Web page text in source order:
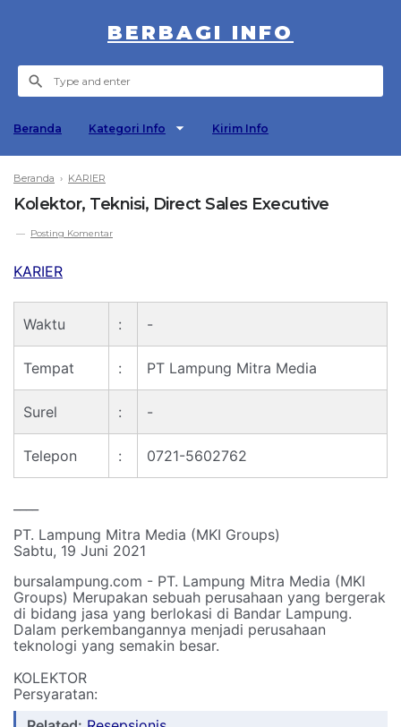
BERBAGI INFO
Beranda Kategori Info Kirim Info
Beranda › KARIER
Kolektor, Teknisi, Direct Sales Executive
Posting Komentar
KARIER
Waktu : -
Tempat : PT Lampung Mitra Media
Surel : -
Telepon : 0721-5602762
PT. Lampung Mitra Media (MKI Groups)
Sabtu, 19 Juni 2021
bursalampung.com - PT. Lampung Mitra Media (MKI
Groups) Merupakan sebuah perusahaan yang bergerak
di bidang jasa yang berlokasi di Bandar Lampung.
Dalam perkembangannya menjadi perusahaan
teknologi yang semakin besar.
KOLEKTOR
Persyaratan: